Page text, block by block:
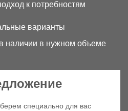
к потребностям
варианты
наличии в нужном объеме
специально для вас